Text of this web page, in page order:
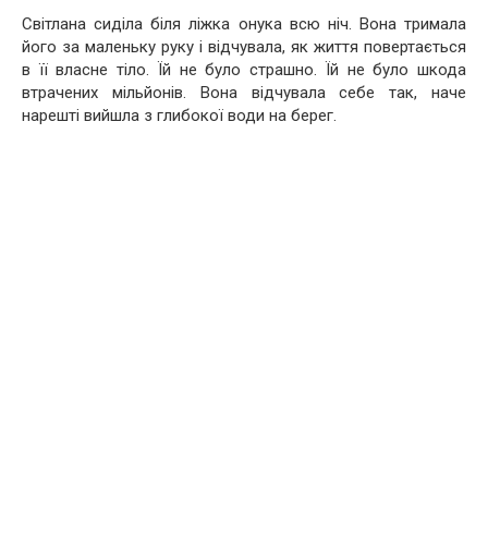
Світлана сиділа біля ліжка онука всю ніч. Вона тримала
його за маленьку руку і відчувала, як життя повертається
в її власне тіло. Їй не було страшно. Їй не було шкода
втрачених мільйонів. Вона відчувала себе так, наче
нарешті вийшла з глибокої води на берег.